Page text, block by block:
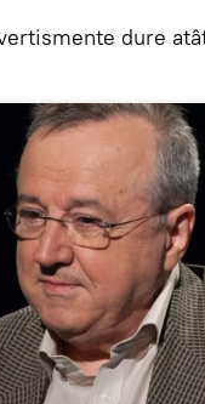
dure